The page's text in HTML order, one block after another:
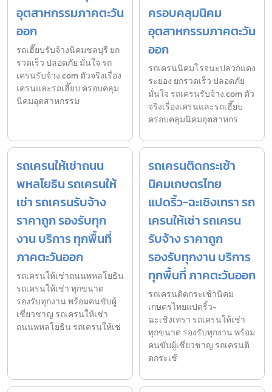
อุตสาหกรรมภาคตะวัน
ออก
รถเฮี๊ยบรับจ้างนิคมชลบุรี ยก
รวดเร็ว ปลอดภัย มั่นใจ รถ
เครนรับจ้าง.com ตัวจริงเรื่อง
เครนและรถเฮี๊ยบ ครอบคลุม
นิคมอุตสาหกรรม
ครอบคลุมนิคม
อุตสาหกรรมภาคตะวัน
ออก
รถเครนนิคมโรจนะปลวกแดง
ระยอง ยกรวดเร็ว ปลอดภัย
มั่นใจ รถเครนรับจ้าง.com ตัว
จริงเรื่องเครนและรถเฮี๊ยบ
ครอบคลุมนิคมอุตสาหกร
รถเครนให้เช่าถนน
พหลโยธิน รถเครนให้
เช่า รถเครนรับจ้าง
ราคาถูก รองรับทุก
งาน บริการ ทุกพื้นที่
ภาคตะวันออก
รถเครนให้เช่าถนนพหลโยธิน
รถเครนให้เช่า ทุกขนาด
รองรับทุกงาน พร้อมคนขับผู้
เชี่ยวชาญ รถเครนให้เช่า
ถนนพหลโยธิน รถเครนให้เช่
รถเครนติดกระเช้า
นิคมเกษตรไทย
แปดริ้ว-ฉะเชิงเทรา รถ
เครนให้เช่า รถเครน
รับจ้าง ราคาถูก
รองรับทุกงาน บริการ
ทุกพื้นที่ ภาคตะวันออก
รถเครนติดกระเช้านิคม
เกษตรไทยแปดริ้ว-
ฉะเชิงเทรา รถเครนให้เช่า
ทุกขนาด รองรับทุกงาน พร้อม
คนขับผู้เชี่ยวชาญ รถเครนติ
ดกระเช้